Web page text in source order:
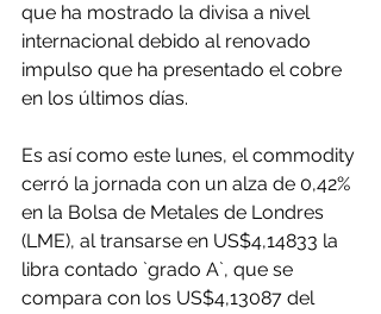
que ha mostrado la divisa a nivel
internacional debido al renovado
impulso que ha presentado el cobre
en los últimos días.
Es así como este lunes, el commodity
cerró la jornada con un alza de 0,42%
en la Bolsa de Metales de Londres
(LME), al transarse en US$4,14833 la
libra contado `grado A`, que se
compara con los US$4,13087 del